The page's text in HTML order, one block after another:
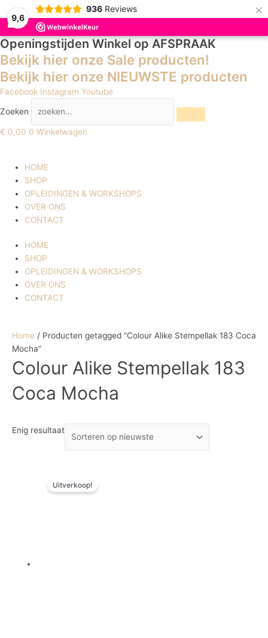
9,6
936 Reviews ×
Openingstijden Winkel op AFSPRAAK
Bekijk hier onze Sale producten!
Bekijk hier onze NIEUWSTE producten
Facebook Instagram Youtube
Zoeken
€ 0,00 0 Winkelwagen
HOME
SHOP
OPLEIDINGEN & WORKSHOPS
OVER ONS
CONTACT
HOME
SHOP
OPLEIDINGEN & WORKSHOPS
OVER ONS
CONTACT
Home / Producten getagged “Colour Alike Stempellak 183 Coca
Mocha”
Colour Alike Stempellak 183
Coca Mocha
Enig resultaat
Uitverkoop!
prijs